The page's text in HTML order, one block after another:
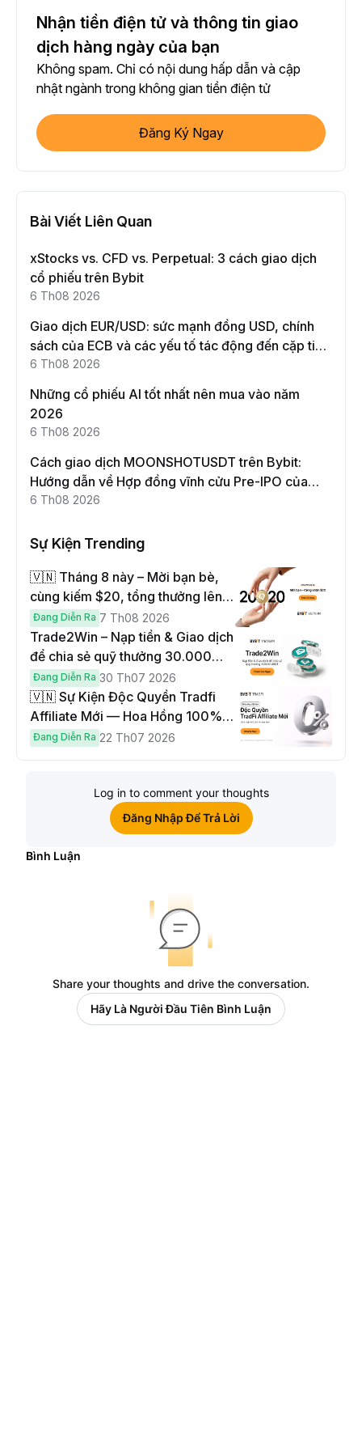
Nhận tiền điện tử và thông tin giao
dịch hàng ngày của bạn
Không spam. Chỉ có nội dung hấp dẫn và cập
nhật ngành trong không gian tiền điện tử
Đăng Ký Ngay
Bài Viết Liên Quan
xStocks vs. CFD vs. Perpetual: 3 cách giao dịch
cổ phiếu trên Bybit
6 Th08 2026
Giao dịch EUR/USD: sức mạnh đồng USD, chính
sách của ECB và các yếu tố tác động đến cặp tiền
này
6 Th08 2026
Những cổ phiếu AI tốt nhất nên mua vào năm
2026
6 Th08 2026
Cách giao dịch MOONSHOTUSDT trên Bybit:
Hướng dẫn về Hợp đồng vĩnh cửu Pre-IPO của
Moonshot AI
6 Th08 2026
Sự Kiện Trending
🇻🇳 Tháng 8 này – Mời bạn bè,
cùng kiếm $20, tổng thưởng lên
đến $1,000
Đang Diễn Ra 7 Th08 2026
Trade2Win – Nạp tiền & Giao dịch
để chia sẻ quỹ thưởng 30.000
USDT
Đang Diễn Ra 30 Th07 2026
🇻🇳 Sự Kiện Độc Quyền Tradfi
Affiliate Mới — Hoa Hồng 100% &
Hoàn Phí Qua Đêm
Đang Diễn Ra 22 Th07 2026
Log in to comment your thoughts
Đăng Nhập Để Trả Lời
Bình Luận
Share your thoughts and drive the conversation.
Hãy Là Người Đầu Tiên Bình Luận